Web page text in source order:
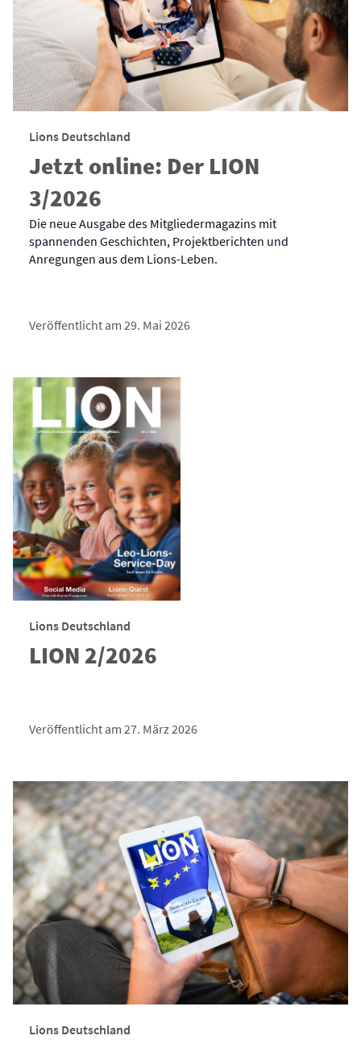
Lions Deutschland
Jetzt online: Der LION
3/2026
Die neue Ausgabe des Mitgliedermagazins mit
spannenden Geschichten, Projektberichten und
Anregungen aus dem Lions-Leben.
Veröffentlicht am 29. Mai 2026
Lions Deutschland
LION 2/2026
Veröffentlicht am 27. März 2026
Lions Deutschland